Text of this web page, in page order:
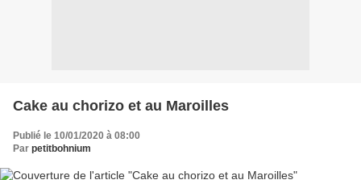
Cake au chorizo et au Maroilles
Publié le 10/01/2020 à 08:00
Par petitbohnium